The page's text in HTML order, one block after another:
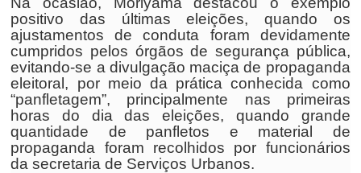
positivo das últimas eleições, quando os
ajustamentos de conduta foram devidamente
cumpridos pelos órgãos de segurança pública,
evitando-se a divulgação maciça de propaganda
eleitoral, por meio da prática conhecida como
“panfletagem”, principalmente nas primeiras
horas do dia das eleições, quando grande
quantidade de panfletos e material de
propaganda foram recolhidos por funcionários
da secretaria de Serviços Urbanos.